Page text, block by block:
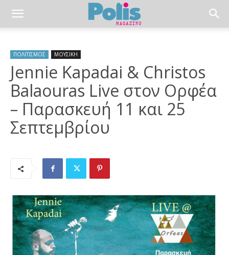
ΠΟΛΙΤΙΣΜΟΣ ΜΟΥΣΙΚΗ
Jennie Kapadai & Christos
Balaouras Live στον Ορφέα
– Παρασκευή 11 και 25
Σεπτεμβρίου